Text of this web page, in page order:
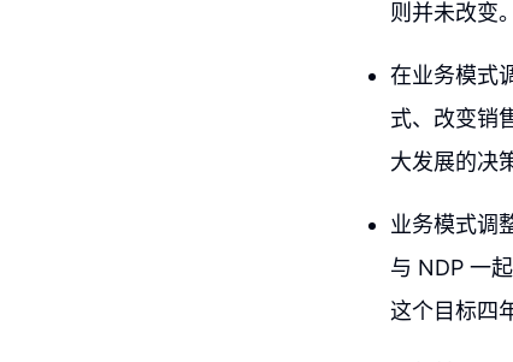
则并未改变
在业务模式
式、改变销
大发展的决
业务模式调
与 NDP 一
这个目标四